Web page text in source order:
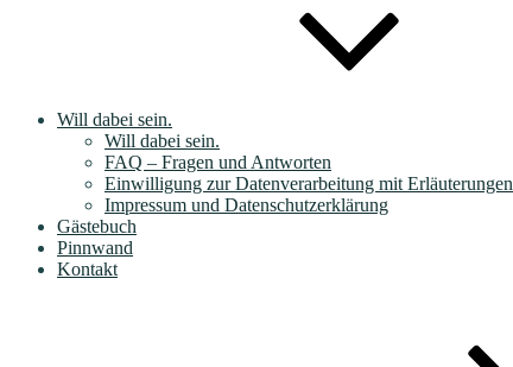
Will dabei sein.
Will dabei sein.
FAQ – Fragen und Antworten
Einwilligung zur Datenverarbeitung mit Erläuterungen
Impressum und Datenschutzerklärung
Gästebuch
Pinnwand
Kontakt